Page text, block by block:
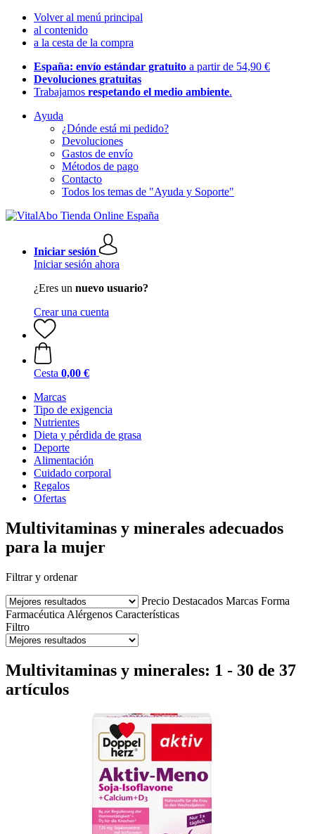
Volver al menú principal
al contenido
a la cesta de la compra
España: envío estándar gratuito a partir de 54,90 €
Devoluciones gratuitas
Trabajamos respetando el medio ambiente.
Ayuda
¿Dónde está mi pedido?
Devoluciones
Gastos de envío
Métodos de pago
Contacto
Todos los temas de "Ayuda y Soporte"
Iniciar sesión
Iniciar sesión ahora
¿Eres un nuevo usuario?
Crear una cuenta
Cesta 0,00 €
Marcas
Tipo de exigencia
Nutrientes
Dieta y pérdida de grasa
Deporte
Alimentación
Cuidado corporal
Regalos
Ofertas
Multivitaminas y minerales adecuados
para la mujer
Filtrar y ordenar
Precio Destacados Marcas Forma
Farmacéutica Alérgenos Características
Filtro
Multivitaminas y minerales: 1 - 30 de 37
artículos